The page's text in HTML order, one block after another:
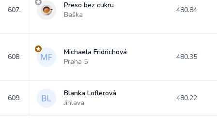
607.
Preso bez cukru
Baška
480.84
608.
Michaela Fridrichová
Praha 5
480.35
609.
Blanka Loflerová
Jihlava
480.22